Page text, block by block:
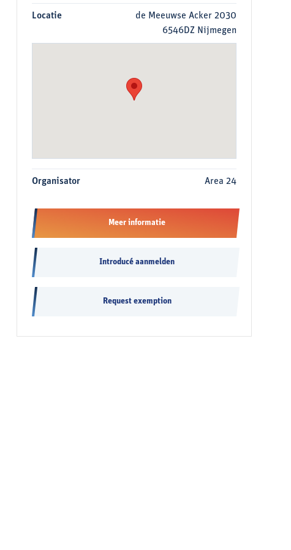
Locatie
de Meeuwse Acker 2030
6546DZ Nijmegen
Organisator Area 24
Meer informatie
Introducé aanmelden
Request exemption